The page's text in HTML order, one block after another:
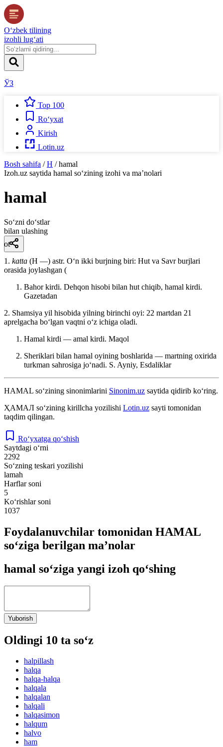
O‘zbek tilining
izohli lug‘ati
ЎЗ
Top 100
Ro‘yxat
Kirish
Lotin.uz
Bosh sahifa / H / hamal
Izoh.uz saytida hamal so‘zining izohi va ma’nolari
hamal
So‘zni do‘stlar
bilan ulashing
ot
1. katta (H —) astr. Oʻn ikki burjning biri: Hut va Savr burjlari
orasida joylashgan (
Bahor kirdi. Dehqon hisobi bilan hut chiqib, hamal kirdi.
Gazetadan
2. Shamsiya yil hisobida yilning birinchi oyi: 22 martdan 21
aprelgacha boʻlgan vaqtni oʻz ichiga oladi.
Hamal kirdi — amal kirdi. Maqol
Sheriklari bilan hamal oyining boshlarida — martning oxirida
turkman sahrosiga joʻnadi. S. Ayniy, Esdaliklar
HAMAL so‘zining sinonimlarini Sinonim.uz saytida qidirib ko‘ring.
ҲАМАЛ so‘zining kirillcha yozilishi Lotin.uz sayti tomonidan
taqdim qilingan.
Ro‘yxatga qo‘shish
Saytdagi o‘rni
2292
So‘zning teskari yozilishi
lamah
Harflar soni
5
Ko‘rishlar soni
1037
Foydalanuvchilar tomonidan HAMAL
so‘ziga berilgan ma’nolar
hamal so‘ziga yangi izoh qo‘shing
Yuborish
Oldingi 10 ta so‘z
halpillash
halqa
halqa-halqa
halqala
halqalan
halqali
halqasimon
halqum
halvo
ham